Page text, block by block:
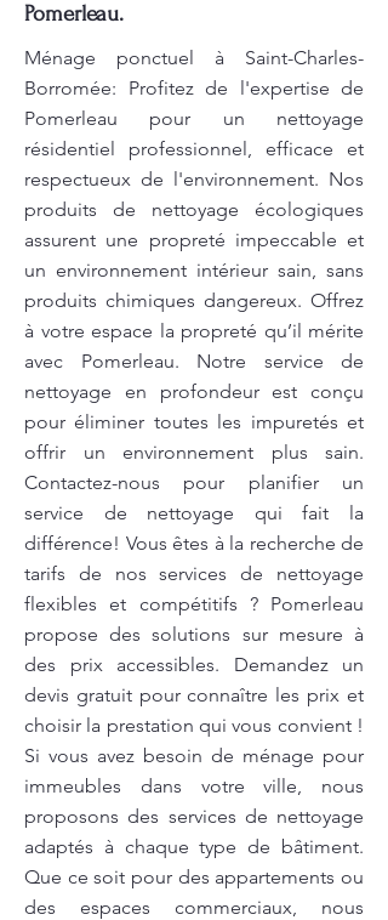
Pomerleau.
Ménage ponctuel à Saint-Charles-
Borromée: Profitez de l'expertise de
Pomerleau pour un nettoyage
résidentiel professionnel, efficace et
respectueux de l'environnement. Nos
produits de nettoyage écologiques
assurent une propreté impeccable et
un environnement intérieur sain, sans
produits chimiques dangereux. Offrez
à votre espace la propreté qu’il mérite
avec Pomerleau. Notre service de
nettoyage en profondeur est conçu
pour éliminer toutes les impuretés et
offrir un environnement plus sain.
Contactez-nous pour planifier un
service de nettoyage qui fait la
différence! Vous êtes à la recherche de
tarifs de nos services de nettoyage
flexibles et compétitifs ? Pomerleau
propose des solutions sur mesure à
des prix accessibles. Demandez un
devis gratuit pour connaître les prix et
choisir la prestation qui vous convient !
Si vous avez besoin de ménage pour
immeubles dans votre ville, nous
proposons des services de nettoyage
adaptés à chaque type de bâtiment.
Que ce soit pour des appartements ou
des espaces commerciaux, nous